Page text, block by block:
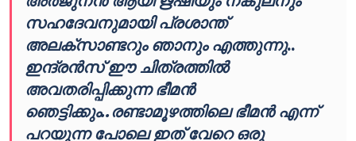
സഹദേവനുമായി പ്രശാന്ത്
അലക്സാണ്ടറും ഞാനും എത്തുന്നു..
ഇന്ദ്രൻസ് ഈ ചിത്രത്തിൽ
അവതരിപ്പിക്കുന്ന ഭീമൻ
ഞെട്ടിക്കും..രണ്ടാമൂഴത്തിലെ ഭീമൻ എന്ന്
പറയുന്ന പോലെ ഇത് വേറെ ഒരു